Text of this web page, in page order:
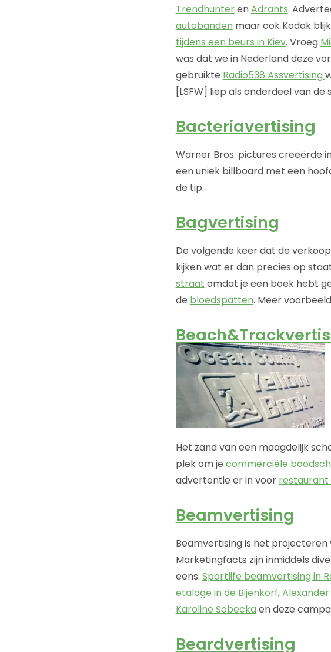
TrendhunterenAdrants.
autobanden maar ook Kodak
tijdens een beurs in Kiev. Vroeg
was dat we in Nederland deze
gebruikte Radio538 Assvertising
[LSFW] liep als onderdeel van de
Bacteriavertising
Warner Bros. pictures creeërde
een uniek billboard met een
de tip.
Bagvertising
De volgende keer dat de
kijken wat er dan precies op
straat omdat je een boek hebt
de bloedspatten. Meer
Het zand van een maagdelijk
plek om je commerciële
advertentie er in voor restaurant
Beamvertising
Beamvertising is het
Marketingfacts zijn inmiddels
eens: Sportlife beamvertising in
etalage in de Bijenkorf,Alexander
Karoline Sobecka en deze
Beardvertising